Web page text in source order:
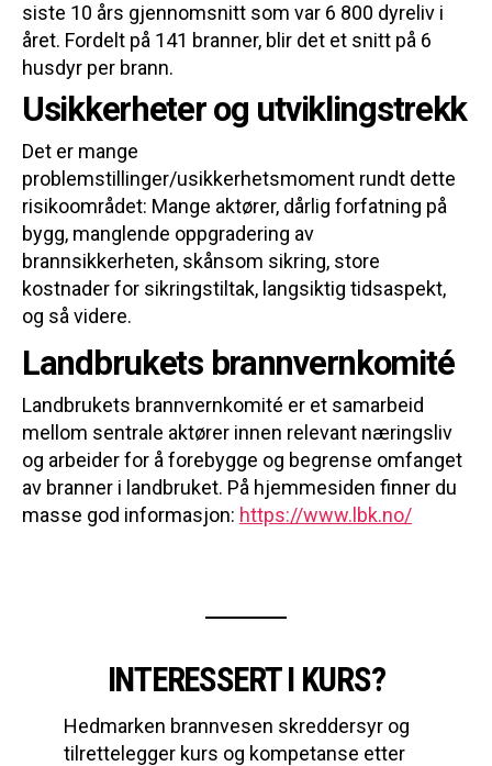
siste 10 års gjennomsnitt som var 6 800 dyreliv i
året. Fordelt på 141 branner, blir det et snitt på 6
husdyr per brann.
Usikkerheter og utviklingstrekk
Det er mange
problemstillinger/usikkerhetsmoment rundt dette
risikoområdet: Mange aktører, dårlig forfatning på
bygg, manglende oppgradering av
brannsikkerheten, skånsom sikring, store
kostnader for sikringstiltak, langsiktig tidsaspekt,
og så videre.
Landbrukets brannvernkomité
Landbrukets brannvernkomité er et samarbeid
mellom sentrale aktører innen relevant næringsliv
og arbeider for å forebygge og begrense omfanget
av branner i landbruket. På hjemmesiden finner du
masse god informasjon: https://www.lbk.no/
INTERESSERT I KURS?
Hedmarken brannvesen skreddersyr og
tilrettelegger kurs og kompetanse etter